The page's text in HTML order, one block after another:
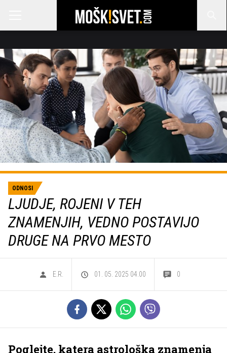
ODNOSI
LJUDJE, ROJENI V TEH
ZNAMENJIH, VEDNO POSTAVIJO
DRUGE NA PRVO MESTO
E.R. 01. 05. 2025 04.00 0
Poglejte, katera astrološka znamenja